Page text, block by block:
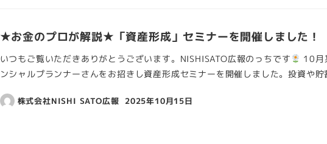
★お金のプロが解説★「資産形成」セミナーを開催しました！
いつもご覧いただきありがとうございます。NISHISATO広報のっちです
10月
ンシャルプランナーさんをお招きし資産形成セミナーを開催しました。投資や
株式会社NISHI SATO広報 2025年10月15日